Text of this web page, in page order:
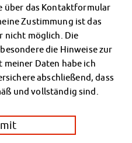
über das Kontaktformular
Zustimmung ist das
nicht möglich. Die
die Hinweise zur
Daten habe ich
abschließend, dass
und vollständig sind.